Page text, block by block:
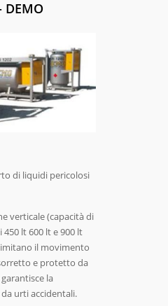
di liquidi pericolosi
verticale (capacità di
lt 600 lt e 900 lt
il movimento
e protetto da
la
urti accidentali.